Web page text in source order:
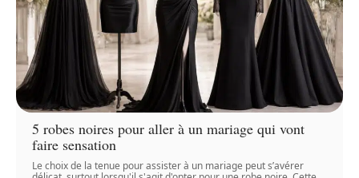
5 robes noires pour aller à un mariage qui vont
faire sensation
Le choix de la tenue pour assister à un mariage peut s’avérer